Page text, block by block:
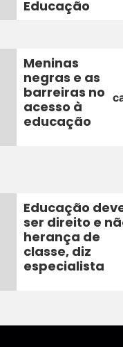
Educação
Meninas
negras e as
barreiras no
acesso à
educação
Educação
ser direito e
herança de
classe, diz
especialista